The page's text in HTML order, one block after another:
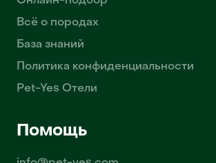
Всё о породах
База знаний
Политика конфиденциальности
Pet-Yes Отели
Помощь